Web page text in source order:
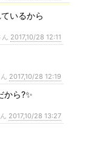
いるから
2017,10/28 12:11
2017,10/28 12:19
から?✨
2017,10/28 13:27